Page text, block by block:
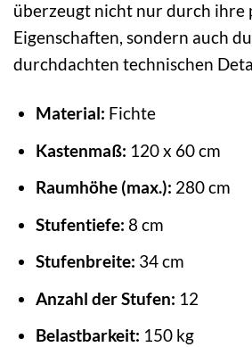
überzeugt nicht nur durch ihre
Eigenschaften, sondern auch
durchdachten technischen
Material: Fichte
Kastenmaß: 120 x 60 cm
Raumhöhe (max.): 280 cm
Stufentiefe: 8 cm
Stufenbreite: 34 cm
Anzahl der Stufen: 12
Belastbarkeit: 150 kg